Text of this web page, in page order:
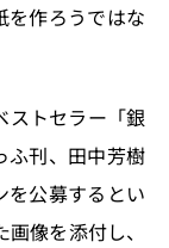
を作ろうではな
ストセラー「銀
ふ刊、田中芳樹
を公募するとい
像を添付し、